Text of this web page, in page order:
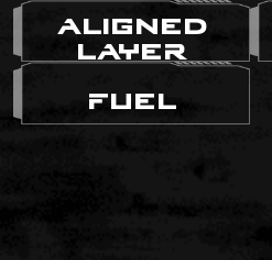
Aligned
Layer
Fuel